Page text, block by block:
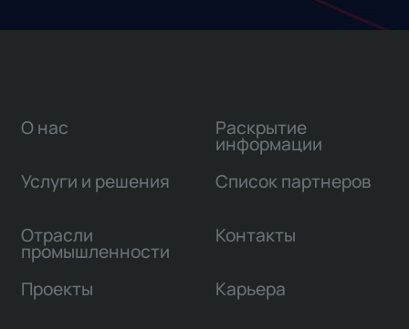
О нас
Услуги и решения
Отрасли
промышленности
Проекты
Раскрытие
информации
Список партнеров
Контакты
Карьера